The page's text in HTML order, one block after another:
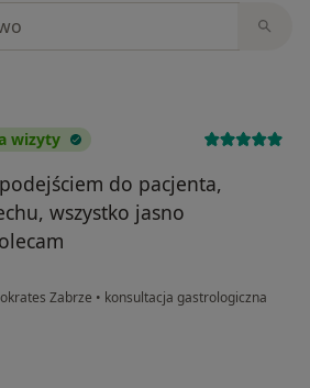
wizyty
do pacjenta,
wszystko jasno
Zabrze • konsultacja gastrologiczna